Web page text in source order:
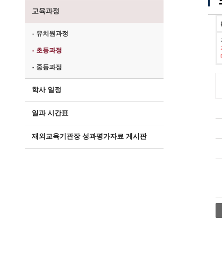
교육과정
- 유치원과정
- 초등과정
- 중등과정
학사 일정
일과 시간표
재외교육기관장 성과평가자료 게시판